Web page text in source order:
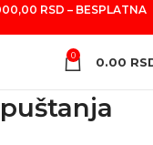
RSD – BESPLATNA
0 0.00